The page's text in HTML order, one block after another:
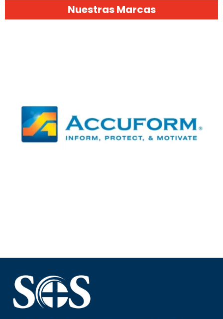
Nuestras Marcas